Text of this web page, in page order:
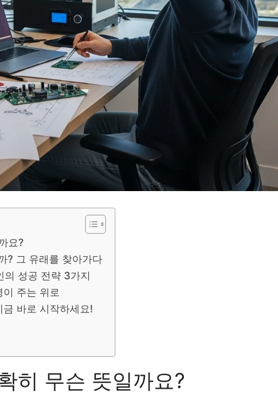
요?
? 그 유래를 찾아가다
의 성공 전략 3가지
주는 위로
바로 시작하세요!
히 무슨 뜻일까요?